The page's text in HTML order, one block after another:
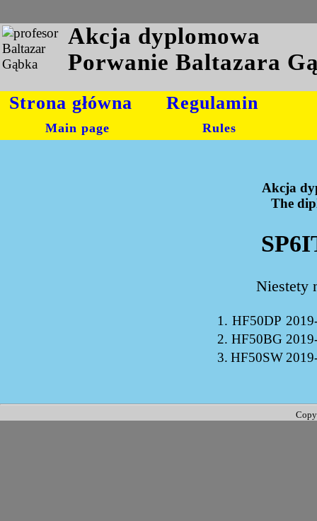
Akcja dyplomowa
Porwanie Baltazara
Strona główna
Main page
Regulamin
Rules
Akcja
The
Niestety
1. HF50DP
2. HF50BG
3. HF50SW